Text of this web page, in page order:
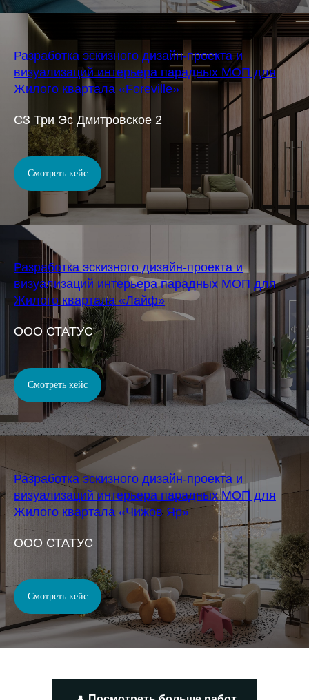
Разработка эскизного дизайн-проекта и
визуализаций интерьера парадных МОП для
Жилого квартала «Foreville»
СЗ Три Эс Дмитровское 2
Смотреть кейс
Разработка эскизного дизайн-проекта и
визуализаций интерьера парадных МОП для
Жилого квартала «Лайф»
OOO СТАТУС
Смотреть кейс
Разработка эскизного дизайн-проекта и
визуализаций интерьера парадных МОП для
Жилого квартала «Чижов Яр»
OOO СТАТУС
Смотреть кейс